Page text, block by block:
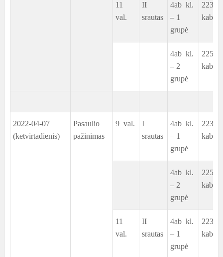
11
val.
II
srautas
4ab kl.
– 1
grupė
223
kab.
4ab kl.
– 2
grupė
225
kab.
2022-04-07
(ketvirtadienis)
Pasaulio
pažinimas
9 val.
I
srautas
4ab kl.
– 1
grupė
223
kab.
4ab kl.
– 2
grupė
225
kab.
11
val.
II
srautas
4ab kl.
– 1
grupė
223
kab.